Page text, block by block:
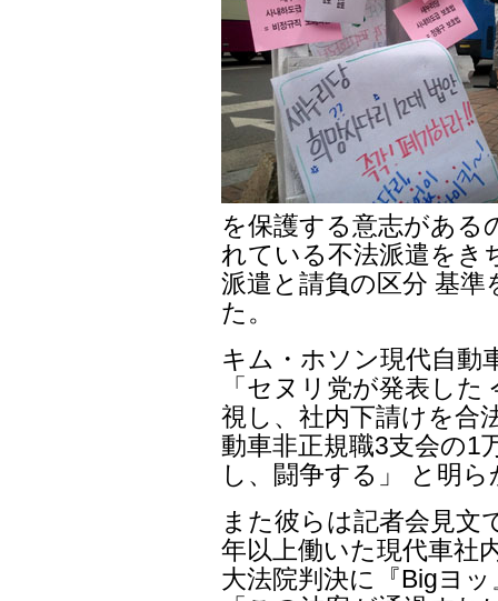
を保護する意志がある
れている不法派遣をき
派遣と請負の区分 基
た。
キム・ホソン現代自動
「セヌリ党が発表し
視し、社内下請けを合
動車非正規職3支会の1
し、闘争する」 と明
また彼らは記者会見文
年以上働いた現代車社
大法院判決に『Bigヨ